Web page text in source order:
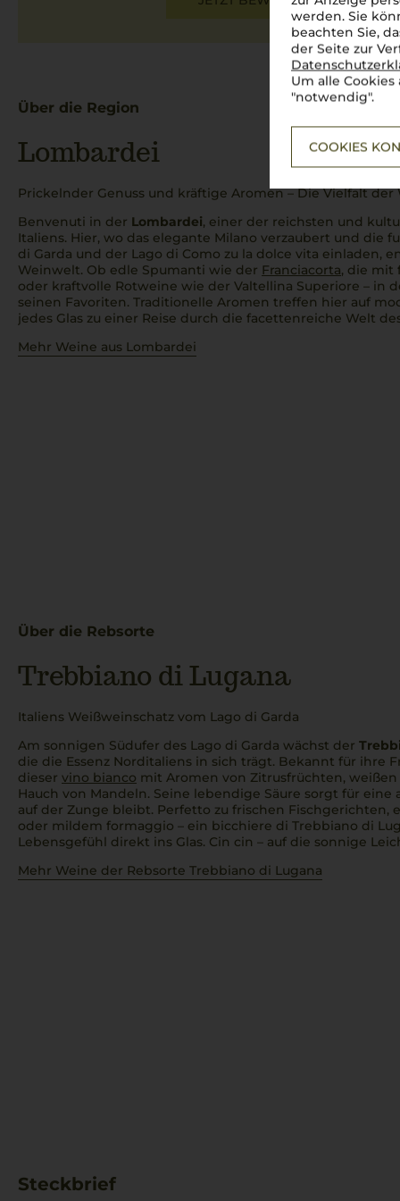
werden. Sie
beachten Sie,
der Seite zur
Um alle
"notwendig".
COOKIES
Über die Region
Lombardei
Prickelnder Genuss und kräftige Aromen – Die Vielfalt der
Benvenuti in der Lombardei, einer der reichsten und
Italiens. Hier, wo das elegante Milano verzaubert und die
di Garda und der Lago di Como zu la dolce vita einladen,
Weinwelt. Ob edle Spumanti wie der Franciacorta, die mit
oder kraftvolle Rotweine wie der Valtellina Superiore – in
seinen Favoriten. Traditionelle Aromen treffen hier auf
jedes Glas zu einer Reise durch die facettenreiche Welt
Mehr Weine aus Lombardei
Über die Rebsorte
Trebbiano di Lugana
Italiens Weißweinschatz vom Lago di Garda
Am sonnigen Südufer des Lago di Garda wächst der
die die Essenz Norditaliens in sich trägt. Bekannt für ihre
dieser vino bianco mit Aromen von Zitrusfrüchten,
Hauch von Mandeln. Seine lebendige Säure sorgt für
auf der Zunge bleibt. Perfetto zu frischen Fischgerichten,
oder mildem formaggio – ein bicchiere di Trebbiano di
Lebensgefühl direkt ins Glas. Cin cin – auf die sonnige
Mehr Weine der Rebsorte Trebbiano di Lugana
Steckbrief